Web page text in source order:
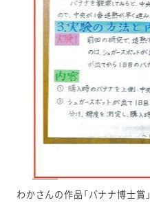
わかさんの作品「バナナ博士賞」